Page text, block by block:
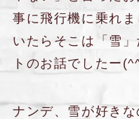
事に飛行機に乗れ
いたらそこは「雪
トのお話でしたー
ナンデ、雪が好き